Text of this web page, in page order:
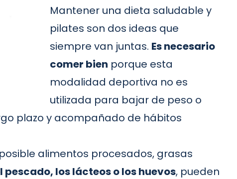
Mantener una dieta saludable y
pilates son dos ideas que
siempre van juntas. Es necesario
comer bien porque esta
modalidad deportiva no es
utilizada para bajar de peso o
plazo y acompañado de hábitos
alimentos procesados, grasas
los lácteos o los huevos, pueden